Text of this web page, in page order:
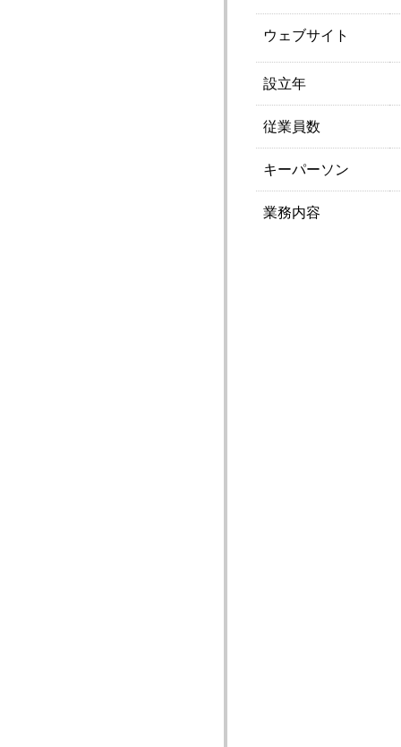
ウェブサイト
設立年
従業員数
キーパーソン
業務内容